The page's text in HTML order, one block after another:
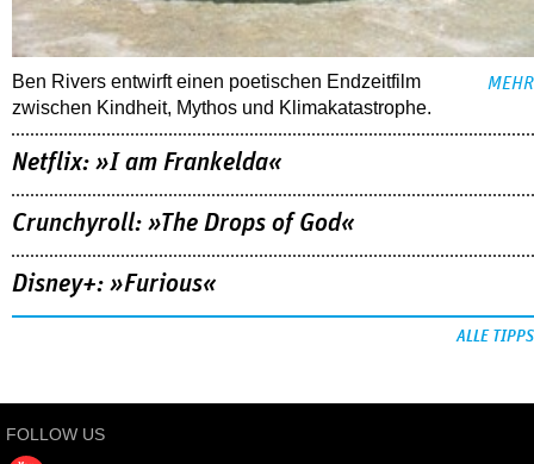
Ben Rivers entwirft einen poetischen Endzeitfilm
zwischen Kindheit, Mythos und Klimakatastrophe.
MEHR
Netflix: »I am Frankelda«
Crunchyroll: »The Drops of God«
Disney+: »Furious«
ALLE TIPPS
FOLLOW US